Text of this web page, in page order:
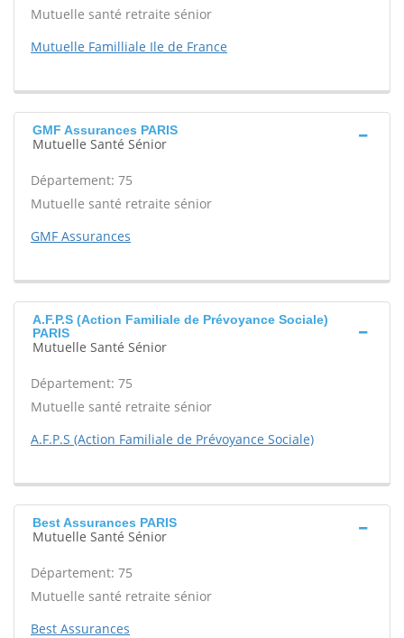
Mutuelle santé retraite sénior
Mutuelle Familliale Ile de France
GMF Assurances PARIS
Mutuelle Santé Sénior
Département: 75
Mutuelle santé retraite sénior
GMF Assurances
A.F.P.S (Action Familiale de Prévoyance Sociale)
PARIS
Mutuelle Santé Sénior
Département: 75
Mutuelle santé retraite sénior
A.F.P.S (Action Familiale de Prévoyance Sociale)
Best Assurances PARIS
Mutuelle Santé Sénior
Département: 75
Mutuelle santé retraite sénior
Best Assurances